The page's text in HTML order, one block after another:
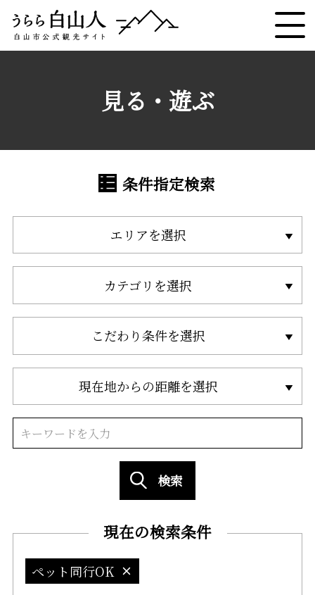
見る・遊ぶ
条件指定検索
エリアを選択
カテゴリを選択
こだわり条件を選択
現在地からの距離を選択
検索
現在の検索条件
ペット同行OK